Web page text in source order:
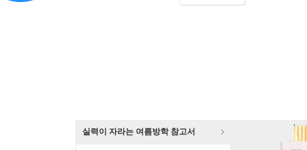
실력이 자라는 여름방학 참고서